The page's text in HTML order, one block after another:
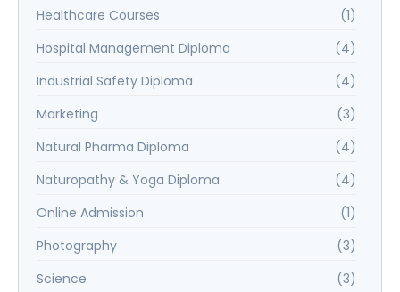
Healthcare Courses
(1)
Hospital Management Diploma
(4)
Industrial Safety Diploma
(4)
Marketing
(3)
Natural Pharma Diploma
(4)
Naturopathy & Yoga Diploma
(4)
Online Admission
(1)
Photography
(3)
Science
(3)